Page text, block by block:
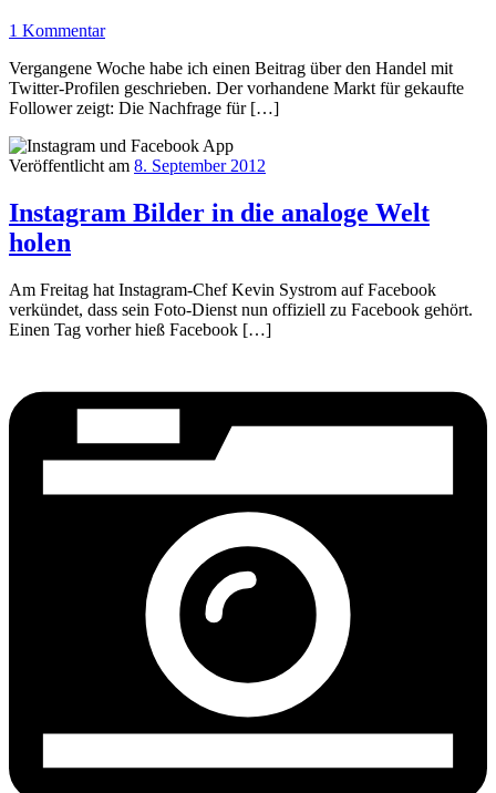
1 Kommentar
Vergangene Woche habe ich einen Beitrag über den Handel mit
Twitter-Profilen geschrieben. Der vorhandene Markt für gekaufte
Follower zeigt: Die Nachfrage für […]
Veröffentlicht am 8. September 2012
Instagram Bilder in die analoge Welt
holen
Am Freitag hat Instagram-Chef Kevin Systrom auf Facebook
verkündet, dass sein Foto-Dienst nun offiziell zu Facebook gehört.
Einen Tag vorher hieß Facebook […]